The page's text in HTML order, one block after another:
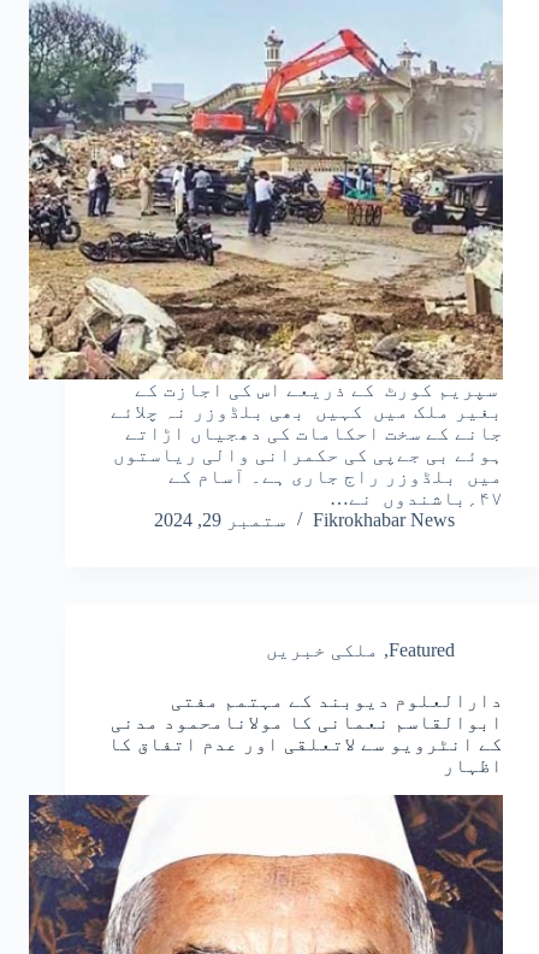
سپریم کورٹ کے ذریعے اس کی اجازت کے
بغیر ملک میں کہیں بھی بلڈوزر نہ چلائے
جانے کے سخت احکامات کی دھجیاں اڑاتے
ہوئے بی جےپی کی حکمرانی والی ریاستوں
میں بلڈوزر راج جاری ہے۔ آسام کے
۴۷؍باشندوں نے…
Fikrokhabar News
ستمبر 29, 2024
Featured
, ملکی خبریں
دارالعلوم دیوبند کے مہتمم مفتی
ابوالقاسم نعمانی کا مولانامحمود مدنی
کے انٹرویو سے لاتعلقی اور عدم اتفاق کا
اظہار